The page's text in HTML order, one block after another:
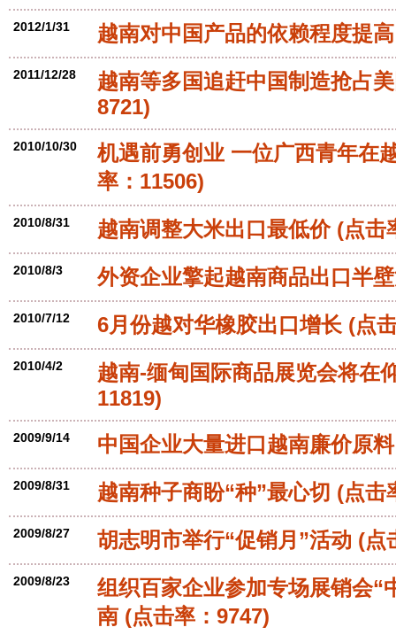
2012/1/31 越南对中国产品的依赖程度提高
2011/12/28
越南等多国追赶中国制造抢占
8721)
2010/10/30
机遇前勇创业 一位广西青年在
率：11506)
2010/8/31 越南调整大米出口最低价(点击
2010/8/3 外资企业擎起越南商品出口半
2010/7/12 6月份越对华橡胶出口增长 (点
2010/4/2
越南-缅甸国际商品展览会将在
11819)
2009/9/14 中国企业大量进口越南廉价原料
2009/8/31 越南种子商盼“种”最心切 (点击
2009/8/27 胡志明市举行“促销月”活动 (点
2009/8/23
组织百家企业参加专场展销会“
南 (点击率：9747)